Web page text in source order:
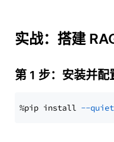
实战：搭建
第 1 步：安装并
%pip install --quiet